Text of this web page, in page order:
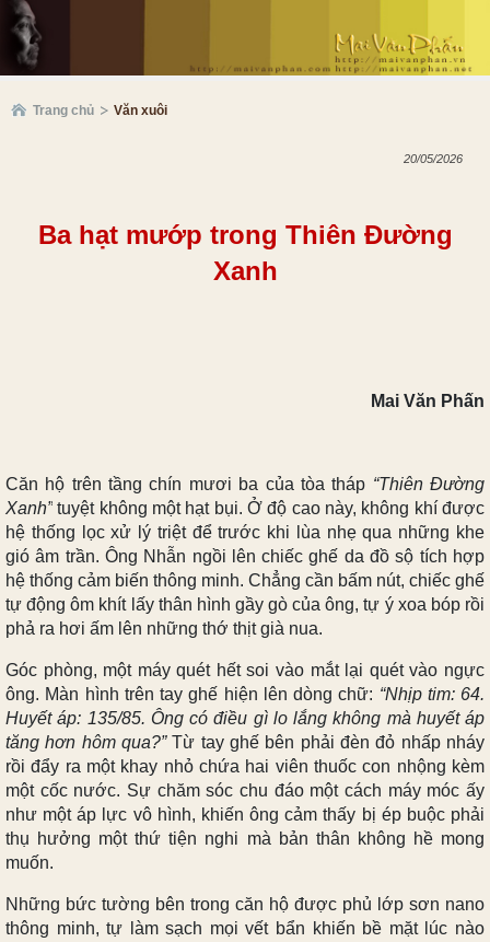
Trang chủ Văn xuôi
20/05/2026
Ba hạt mướp trong Thiên Đường
Xanh
Mai Văn Phấn
Căn hộ trên tầng chín mươi ba của tòa tháp “Thiên Đường
Xanh” tuyệt không một hạt bụi. Ở độ cao này, không khí được
hệ thống lọc xử lý triệt để trước khi lùa nhẹ qua những khe
gió âm trần. Ông Nhẫn ngồi lên chiếc ghế da đồ sộ tích hợp
hệ thống cảm biến thông minh. Chẳng cần bấm nút, chiếc ghế
tự động ôm khít lấy thân hình gầy gò của ông, tự ý xoa bóp rồi
phả ra hơi ấm lên những thớ thịt già nua.
Góc phòng, một máy quét hết soi vào mắt lại quét vào ngực
ông. Màn hình trên tay ghế hiện lên dòng chữ: “Nhịp tim: 64.
Huyết áp: 135/85. Ông có điều gì lo lắng không mà huyết áp
tăng hơn hôm qua?”Từ tay ghế bên phải đèn đỏ nhấp nháy
rồi đẩy ra một khay nhỏ chứa hai viên thuốc con nhộng kèm
một cốc nước. Sự chăm sóc chu đáo một cách máy móc ấy
như một áp lực vô hình, khiến ông cảm thấy bị ép buộc phải
thụ hưởng một thứ tiện nghi mà bản thân không hề mong
muốn.
Những bức tường bên trong căn hộ được phủ lớp sơn nano
thông minh, tự làm sạch mọi vết bẩn khiến bề mặt lúc nào